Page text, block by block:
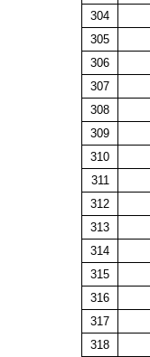
304
305
306
307
308
309
310
311
312
313
314
315
316
317
318